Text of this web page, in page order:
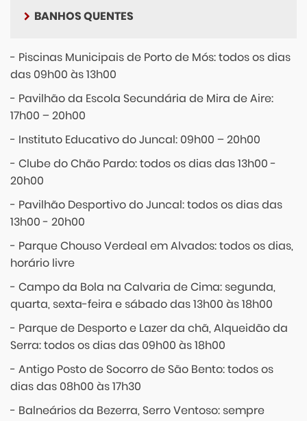
BANHOS QUENTES
- Piscinas Municipais de Porto de Mós: todos os dias
das 09h00 às 13h00
- Pavilhão da Escola Secundária de Mira de Aire:
17h00 – 20h00
- Instituto Educativo do Juncal: 09h00 – 20h00
- Clube do Chão Pardo: todos os dias das 13h00 -
20h00
- Pavilhão Desportivo do Juncal: todos os dias das
13h00 - 20h00
- Parque Chouso Verdeal em Alvados: todos os dias,
horário livre
- Campo da Bola na Calvaria de Cima: segunda,
quarta, sexta-feira e sábado das 13h00 às 18h00
- Parque de Desporto e Lazer da chã, Alqueidão da
Serra: todos os dias das 09h00 às 18h00
- Antigo Posto de Socorro de São Bento: todos os
dias das 08h00 às 17h30
- Balneários da Bezerra, Serro Ventoso: sempre